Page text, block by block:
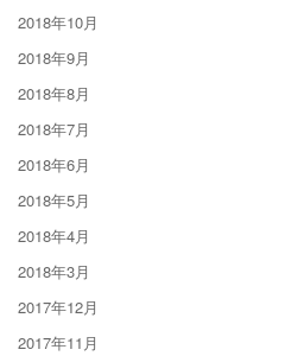
2018年10月
2018年9月
2018年8月
2018年7月
2018年6月
2018年5月
2018年4月
2018年3月
2017年12月
2017年11月